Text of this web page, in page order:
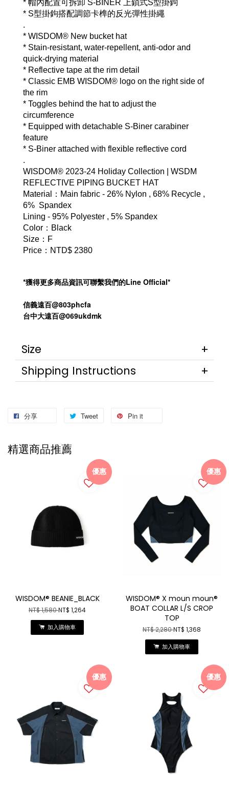
* 帽內配置可拆卸 S-BINER 上鎖式S型掛鉤
* S型掛鉤搭配調節卡榫的反光彈性掛繩
.
* WISDOM® New bucket hat
* Stain-resistant, water-repellent, anti-odor and
quick-drying material
* Reflective tape at the rim detail
* Classic EMB WISDOM® logo on the right side of
the rim
* Toggles behind the hat to adjust the
circumference
* Equipped with detachable S-Biner carabiner
feature
* S-Biner attached with flexible reflective cord
.
WISDOM® 2023-24 Holiday Collection | WSDM
REFLECTIVE PIPING BUCKET HAT
Material：Main fabric - 26% Nylon , 68% Recycle ,
6%  Spandex
Lining - 95% Polyester , 5% Spandex
Color：Black
Size：F
Price：NTD$ 2380
*獲得更多商品資訊可聯繫我們的Line Official*
信義遠百@803phcfa
台中大遠百@069ukdmk
Size
Shipping Instructions
分享 Tweet Pin it
精選商品推薦
優惠
WISDOM® BEANIE_BLACK
NT$ 1,580NT$ 1,264
加入購物車
優惠
WISDOM® X moun moun®
BOAT COLLAR L/S CROP
TOP
NT$ 2,280NT$ 1,368
加入購物車
優惠 優惠